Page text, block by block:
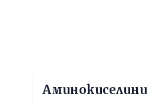
Аминокиселини